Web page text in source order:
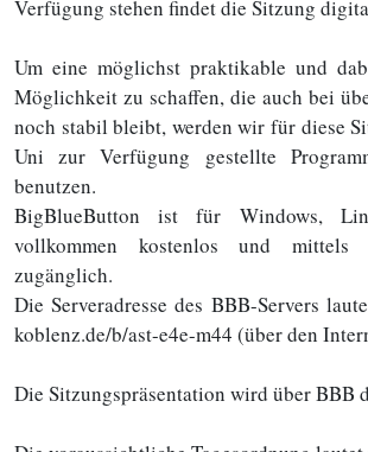
Verfügung stehen findet die Sitzung
Um eine möglichst praktikable und
Möglichkeit zu schaffen, die auch bei
noch stabil bleibt, werden wir für diese
Uni zur Verfügung gestellte
benutzen.
BigBlueButton ist für Windows,
vollkommen kostenlos und
zugänglich.
Die Serveradresse des BBB-Servers
koblenz.de/b/ast-e4e-m44 (über den
Die Sitzungspräsentation wird über BBB